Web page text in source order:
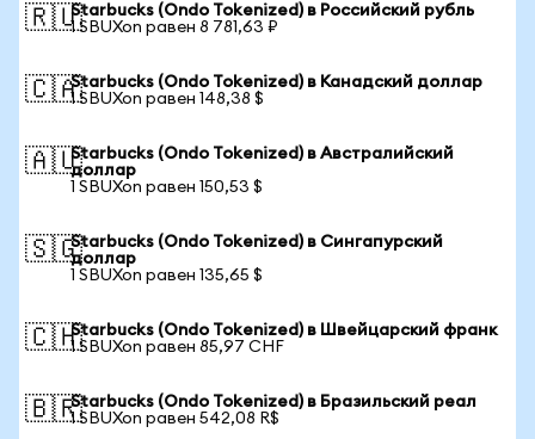
🇷🇺Starbucks (Ondo Tokenized) в Российский рубль
1 SBUXon равен 8 781,63 ₽
🇨🇦Starbucks (Ondo Tokenized) в Канадский доллар
1 SBUXon равен 148,38 $
🇦🇺Starbucks (Ondo Tokenized) в Австралийский
доллар
1 SBUXon равен 150,53 $
🇸🇬Starbucks (Ondo Tokenized) в Сингапурский
доллар
1 SBUXon равен 135,65 $
🇨🇭Starbucks (Ondo Tokenized) в Швейцарский франк
1 SBUXon равен 85,97 CHF
🇧🇷Starbucks (Ondo Tokenized) в Бразильский реал
1 SBUXon равен 542,08 R$